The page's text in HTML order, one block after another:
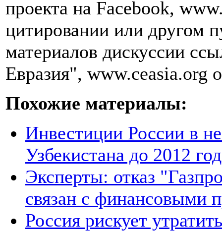
проекта на Facebook,
цитировании или другом
материалов дискуссии
Евразия", www.ceasia.org
Похожие материалы:
Инвестиции России в
Узбекистана до 2012
Эксперты: отказ
связан с финансовыми
Россия рискует